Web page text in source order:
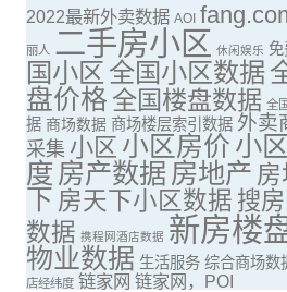
2022最新外卖数据 AOI
丽人 二手房小区 休闲娱乐
国小区 全国小区数据
盘价格 全国楼盘数据 全
据 商场数据 商场楼层索引数据 外卖
采集 小区 小区房价 小
度 房产数据 房地产
下 房天下小区数据 搜
数据 携程网酒店数据 新房楼
物业数据 生活服务 综合商场数
店经纬度 链家网 链家网，POI